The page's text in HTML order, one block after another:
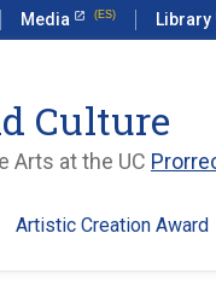
Media Library
Culture
Arts at the UC
Artistic Creation Award